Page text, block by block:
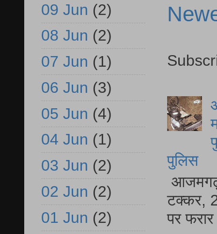
पुलिस
आजमगढ़
टक्कर,
पर
09 Jun (2)
08 Jun (2)
07 Jun (1)
06 Jun (3)
05 Jun (4)
04 Jun (1)
03 Jun (2)
02 Jun (2)
01 Jun (2)